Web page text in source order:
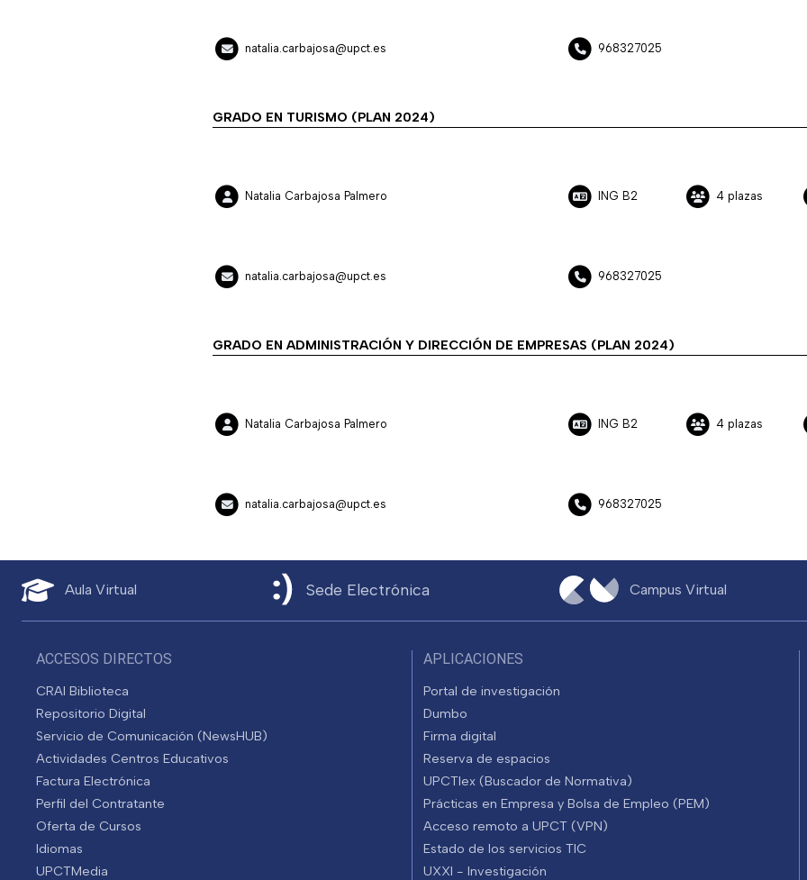
natalia.carbajosa@upct.es 968327025
GRADO EN TURISMO (PLAN 2024)
Natalia Carbajosa Palmero ING B2 4 plazas
natalia.carbajosa@upct.es 968327025
GRADO EN ADMINISTRACIÓN Y DIRECCIÓN DE EMPRESAS (PLAN 2024)
Natalia Carbajosa Palmero ING B2 4 plazas
natalia.carbajosa@upct.es 968327025
Aula Virtual Sede Electrónica Campus Virtual
ACCESOS DIRECTOS
CRAI Biblioteca
Repositorio Digital
Servicio de Comunicación (NewsHUB)
Actividades Centros Educativos
Factura Electrónica
Perfil del Contratante
Oferta de Cursos
Idiomas
UPCTMedia
APLICACIONES
Portal de investigación
Dumbo
Firma digital
Reserva de espacios
UPCTlex (Buscador de Normativa)
Prácticas en Empresa y Bolsa de Empleo (PEM)
Acceso remoto a UPCT (VPN)
Estado de los servicios TIC
UXXI - Investigación